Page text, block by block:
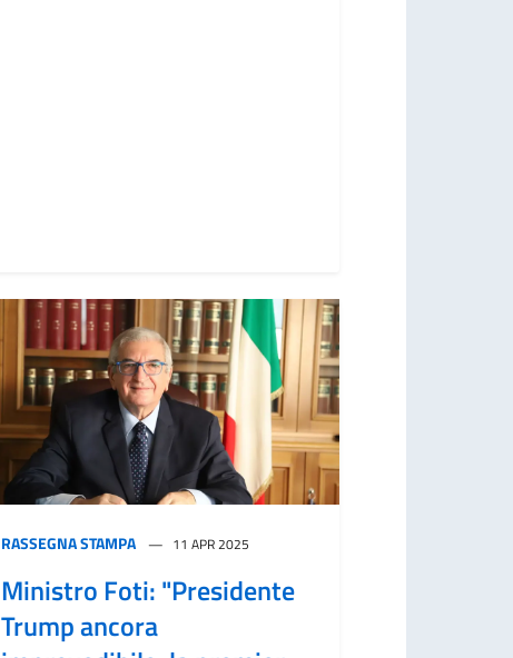
RASSEGNA STAMPA 11 APR 2025
Ministro Foti: "Presidente
Trump ancora